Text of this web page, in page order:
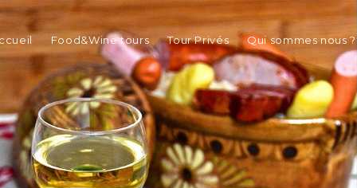
Food&Wine tours Tour Privés Qui sommes nous ?